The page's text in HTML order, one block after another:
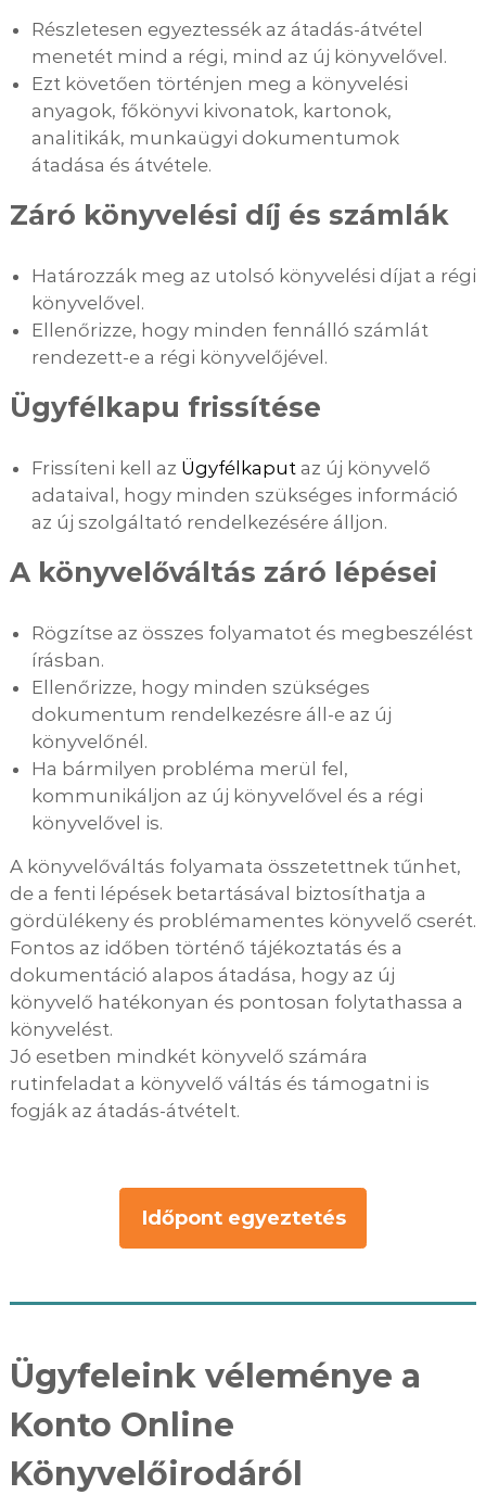
Részletesen egyeztessék az átadás-átvétel
menetét mind a régi, mind az új könyvelővel.
Ezt követően történjen meg a könyvelési
anyagok, főkönyvi kivonatok, kartonok,
analitikák, munkaügyi dokumentumok
átadása és átvétele.
Záró könyvelési díj és számlák
Határozzák meg az utolsó könyvelési díjat a régi
könyvelővel.
Ellenőrizze, hogy minden fennálló számlát
rendezett-e a régi könyvelőjével.
Ügyfélkapu frissítése
Frissíteni kell az Ügyfélkaputaz új könyvelő
adataival, hogy minden szükséges információ
az új szolgáltató rendelkezésére álljon.
A könyvelőváltás záró lépései
Rögzítse az összes folyamatot és megbeszélést
írásban.
Ellenőrizze, hogy minden szükséges
dokumentum rendelkezésre áll-e az új
könyvelőnél.
Ha bármilyen probléma merül fel,
kommunikáljon az új könyvelővel és a régi
könyvelővel is.
A könyvelőváltás folyamata összetettnek tűnhet,
de a fenti lépések betartásával biztosíthatja a
gördülékeny és problémamentes könyvelő cserét.
Fontos az időben történő tájékoztatás és a
dokumentáció alapos átadása, hogy az új
könyvelő hatékonyan és pontosan folytathassa a
könyvelést.
Jó esetben mindkét könyvelő számára
rutinfeladat a könyvelő váltás és támogatni is
fogják az átadás-átvételt.
Időpont egyeztetés
Ügyfeleink véleménye a
Konto Online
Könyvelőirodáról